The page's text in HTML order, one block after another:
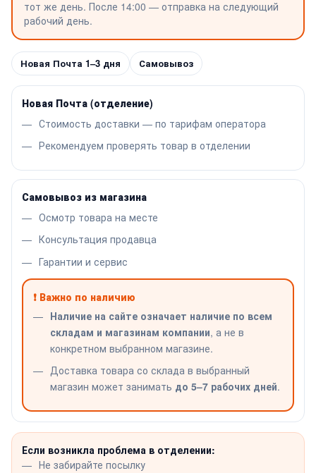
тот же день. После 14:00 — отправка на следующий
рабочий день.
Новая Почта 1–3 дня Самовывоз
Новая Почта (отделение)
Стоимость доставки — по тарифам оператора
Рекомендуем проверять товар в отделении
Самовывоз из магазина
Осмотр товара на месте
Консультация продавца
Гарантии и сервис
❗ Важно по наличию
Наличие на сайте означает наличие по всем
складам и магазинам компании, а не в
конкретном выбранном магазине.
Доставка товара со склада в выбранный
магазин может занимать до 5–7 рабочих дней.
Если возникла проблема в отделении:
Не забирайте посылку